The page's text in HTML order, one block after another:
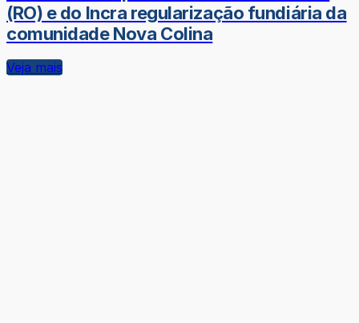
(RO) e do Incra regularização fundiária da
comunidade Nova Colina
Veja mais